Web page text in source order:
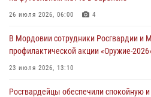
03 августа 2026, 08:58
26 июля 2026, 06:00 4
В Мордовии сотрудники Росгвардии и
профилактической акции
23 июля 2026, 13:10
Росгвардейцы обеспечили спокойную